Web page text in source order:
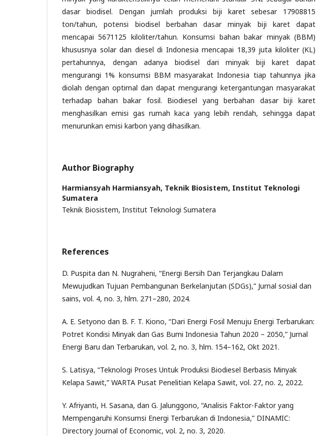
dasar biodisel. Dengan jumlah produksi biji karet sebesar 17908815
ton/tahun, potensi biodisel berbahan dasar minyak biji karet dapat
mencapai 5671125 kiloliter/tahun. Konsumsi bahan bakar minyak (BBM)
khususnya solar dan diesel di Indonesia mencapai 18,39 juta kiloliter (KL)
pertahunnya, dengan adanya biodisel dari minyak biji karet dapat
mengurangi 1% konsumsi BBM masyarakat Indonesia tiap tahunnya jika
diolah dengan optimal dan dapat mengurangi ketergantungan masyarakat
terhadap bahan bakar fosil. Biodiesel yang berbahan dasar biji karet
menghasilkan emisi gas rumah kaca yang lebih rendah, sehingga dapat
menurunkan emisi karbon yang dihasilkan.
Author Biography
Harmiansyah Harmiansyah, Teknik Biosistem, Institut Teknologi
Sumatera
Teknik Biosistem, Institut Teknologi Sumatera
References
D. Puspita dan N. Nugraheni, “Energi Bersih Dan Terjangkau Dalam
Mewujudkan Tujuan Pembangunan Berkelanjutan (SDGs),” Jurnal sosial dan
sains, vol. 4, no. 3, hlm. 271–280, 2024.
A. E. Setyono dan B. F. T. Kiono, “Dari Energi Fosil Menuju Energi Terbarukan:
Potret Kondisi Minyak dan Gas Bumi Indonesia Tahun 2020 – 2050,” Jurnal
Energi Baru dan Terbarukan, vol. 2, no. 3, hlm. 154–162, Okt 2021.
S. Latisya, “Teknologi Proses Untuk Produksi Biodiesel Berbasis Minyak
Kelapa Sawit,” WARTA Pusat Penelitian Kelapa Sawit, vol. 27, no. 2, 2022.
Y. Afriyanti, H. Sasana, dan G. Jalunggono, “Analisis Faktor-Faktor yang
Mempengaruhi Konsumsi Energi Terbarukan di Indonesia,” DINAMIC:
Directory Journal of Economic, vol. 2, no. 3, 2020.